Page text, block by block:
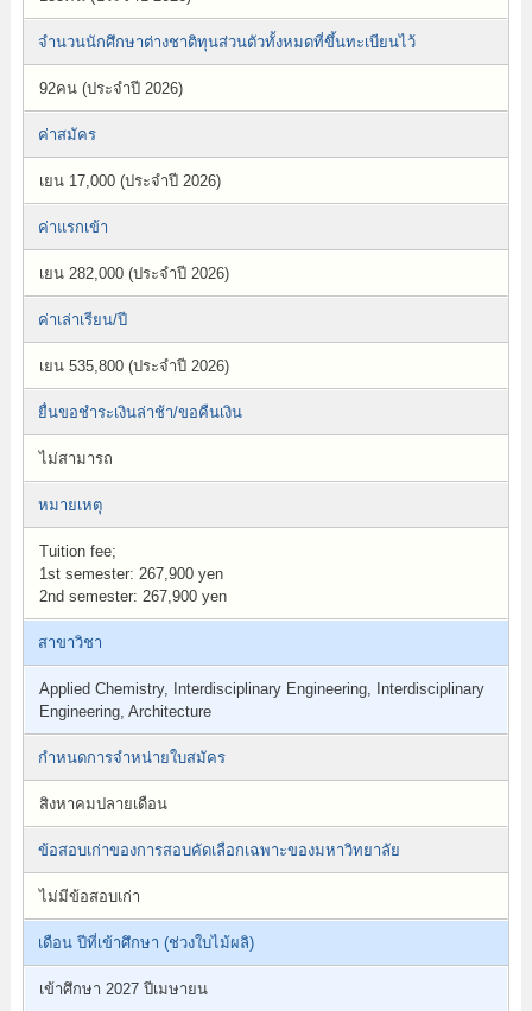
จำนวนนักศึกษาต่างชาติทุนส่วนตัวทั้งหมดที่ขึ้นทะเบียนไว้
92คน (ประจำปี 2026)
ค่าสมัคร
เยน 17,000 (ประจำปี 2026)
ค่าแรกเข้า
เยน 282,000 (ประจำปี 2026)
ค่าเล่าเรียน/ปี
เยน 535,800 (ประจำปี 2026)
ยื่นขอชำระเงินล่าช้า/ขอคืนเงิน
ไม่สามารถ
หมายเหตุ
Tuition fee;
1st semester: 267,900 yen
2nd semester: 267,900 yen
สาขาวิชา
Applied Chemistry, Interdisciplinary Engineering, Interdisciplinary
Engineering, Architecture
กำหนดการจำหน่ายใบสมัคร
สิงหาคมปลายเดือน
ข้อสอบเก่าของการสอบคัดเลือกเฉพาะของมหาวิทยาลัย
ไม่มีข้อสอบเก่า
เดือน ปีที่เข้าศึกษา (ช่วงใบไม้ผลิ)
เข้าศึกษา 2027 ปีเมษายน